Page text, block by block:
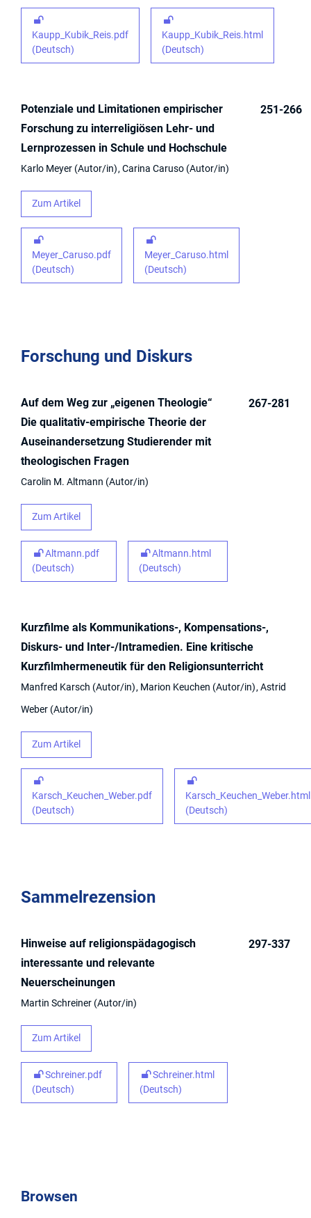
Kaupp_Kubik_Reis.pdf
(Deutsch)
Kaupp_Kubik_Reis.html
(Deutsch)
Potenziale und Limitationen empirischer
Forschung zu interreligiösen Lehr- und
Lernprozessen in Schule und Hochschule
Karlo Meyer Autor/in Carina Caruso Autor/in
Zum Artikel
Meyer_Caruso.pdf
(Deutsch)
Meyer_Caruso.html
(Deutsch)
251-266
Forschung und Diskurs
Auf dem Weg zur „eigenen Theologie“
Die qualitativ-empirische Theorie der
Auseinandersetzung Studierender mit
theologischen Fragen
Carolin M. Altmann Autor/in
Zum Artikel
Altmann.pdf
(Deutsch)
Altmann.html
(Deutsch)
267-281
Kurzfilme als Kommunikations-, Kompensations-,
Diskurs- und Inter-/Intramedien. Eine kritische
Kurzfilmhermeneutik für den Religionsunterricht
Manfred Karsch Autor/in Marion Keuchen Autor/in
Astrid
Weber Autor/in
Zum Artikel
Karsch_Keuchen_Weber.pdf
(Deutsch)
Karsch_Keuchen_Weber.html
(Deutsch)
Sammelrezension
Hinweise auf religionspädagogisch
interessante und relevante
Neuerscheinungen
Martin Schreiner Autor/in
Zum Artikel
Schreiner.pdf
(Deutsch)
Schreiner.html
(Deutsch)
297-337
Browsen